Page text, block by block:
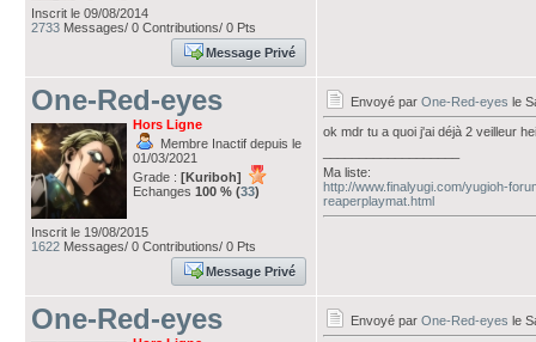
Inscrit le 09/08/2014
2733 Messages/ 0 Contributions/ 0 Pts
Message Privé
One-Red-eyes
Hors Ligne
Membre Inactif depuis le
01/03/2021
Grade : [Kuriboh]
Echanges 100 % (33)
Inscrit le 19/08/2015
1622 Messages/ 0 Contributions/ 0 Pts
Message Privé
Envoyé par One-Red-eyes le
ok mdr tu a quoi j'ai déjà 2 veilleur
Ma liste:
http://www.finalyugi.com/yugioh-
reaperplaymat.html
One-Red-eyes Envoyé par One-Red-eyes le